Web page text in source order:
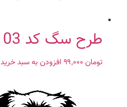
طرح سگ کد 03
تومان افزودن به سبد خرید